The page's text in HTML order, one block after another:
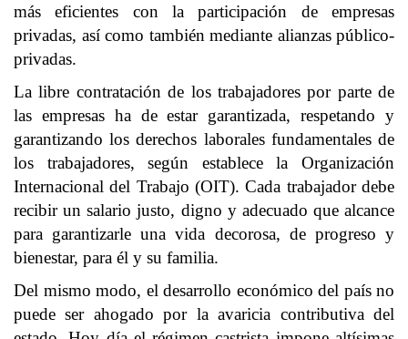
más eficientes con la participación de empresas
privadas, así como también mediante alianzas público-
privadas.
La libre contratación de los trabajadores por parte de
las empresas ha de estar garantizada, respetando y
garantizando los derechos laborales fundamentales de
los trabajadores, según establece la Organización
Internacional del Trabajo (OIT). Cada trabajador debe
recibir un salario justo, digno y adecuado que alcance
para garantizarle una vida decorosa, de progreso y
bienestar, para él y su familia.
Del mismo modo, el desarrollo económico del país no
puede ser ahogado por la avaricia contributiva del